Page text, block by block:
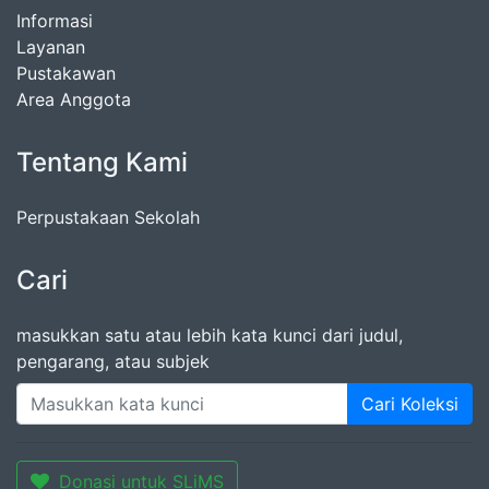
Informasi
Layanan
Pustakawan
Area Anggota
Tentang Kami
Perpustakaan Sekolah
Cari
masukkan satu atau lebih kata kunci dari judul,
pengarang, atau subjek
Cari Koleksi
Donasi untuk SLiMS